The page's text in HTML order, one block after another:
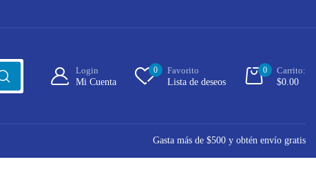
Login
Mi Cuenta
0
Favorito
Lista de deseos
0
Carrito:
$0.00
Gasta más de $500 y obtén envío gratis